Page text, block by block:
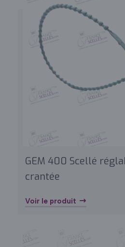
GEM 400 Scellé
crantée
Voir le produit